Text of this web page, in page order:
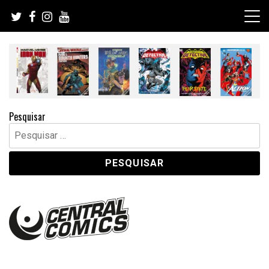
content
Pesquisar
Pesquisar
por: